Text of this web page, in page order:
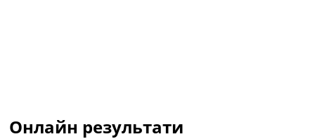
Онлайн результати